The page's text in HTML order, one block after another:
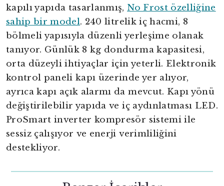
kapılı yapıda tasarlanmış, No Frost özelliğine
sahip bir model. 240 litrelik iç hacmi, 8
bölmeli yapısıyla düzenli yerleşime olanak
tanıyor. Günlük 8 kg dondurma kapasitesi,
orta düzeyli ihtiyaçlar için yeterli. Elektronik
kontrol paneli kapı üzerinde yer alıyor,
ayrıca kapı açık alarmı da mevcut. Kapı yönü
değiştirilebilir yapıda ve iç aydınlatması LED.
ProSmart inverter kompresör sistemi ile
sessiz çalışıyor ve enerji verimliliğini
destekliyor.